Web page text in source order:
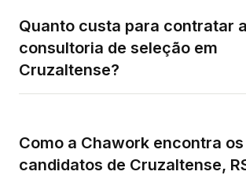
Quanto custa para contratar a
consultoria de seleção em
Cruzaltense?
Como a Chawork encontra os
candidatos de Cruzaltense,